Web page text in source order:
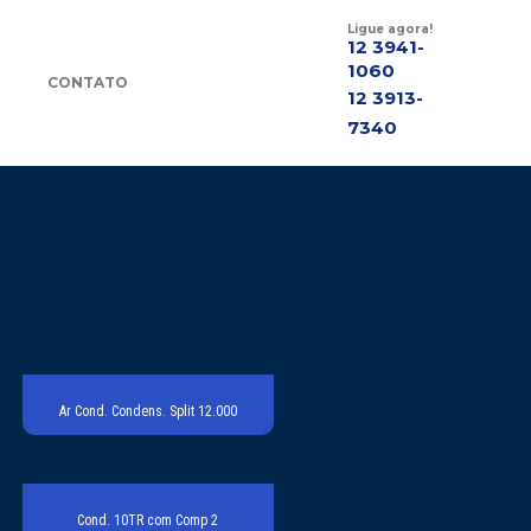
CONTATO
Ligue agora!
12 3941-
1060
12 3913-
7340
Ar Cond. Condens. Split 12.000
Cond. 10TR com Comp 2